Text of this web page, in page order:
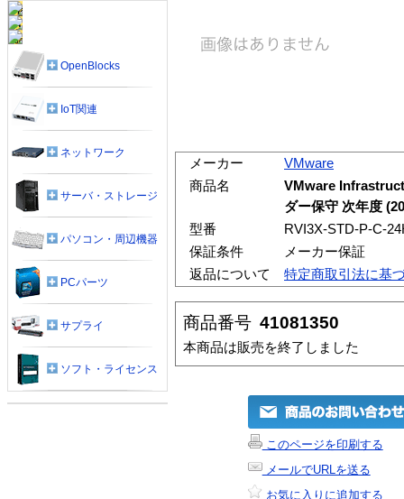
メーカー
VMware
商品名
VMware
ダー保守 次年度
型番
RVI3X-STD-P-C-
保証条件
メーカー保証
返品について
特定商取引法に基
商品番号 41081350
本商品は販売を終了しました
このページを印刷する
メールでURLを送る
お気に入りに追加する
OpenBlocks
IoT関連
ネットワーク
サーバ・ストレージ
パソコン・周辺機器
PCパーツ
サプライ
ソフト・ライセンス